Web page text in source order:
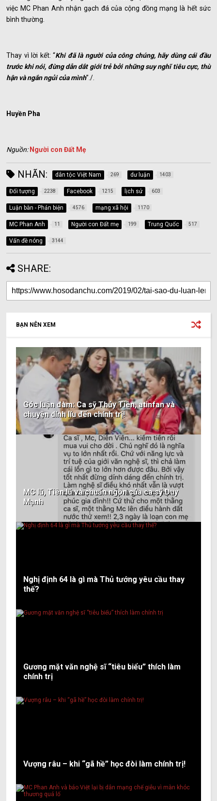
việc MC Phan Anh nhận gạch đá của cộng đồng mạng là hết sức
bình thường.
Thay vì lời kết: “Khi đã là người của công chúng, hãy dùng cái đầu
trước khi nói, đừng dẫn dắt giới trẻ bởi những suy nghĩ tiêu cực, thù
hận và ngắn ngủi của mình”./.
Huyền Pha
Nguồn: Người con Đất Mẹ
NHÃN: dân tộc Việt Nam 269 dư luận 1403
Đối tượng 2238 Facebook 1215 lịch sử 603
Luận bàn - Phản biện 4576 mạng xã hội 1170
MC Phan Anh 11 Người con Đất mẹ 199 Trung Quốc 517
Vấn đề nóng 3144
SHARE:
BẠN NÊN XEM
Góc luận đàm: Ca sỹ Thủy Tiên, atinfan và
chuyện dính líu đến chính trị!
MC lũ, Tiên lũ và chuẩn ngôn của ca sỹ Duy
Mạnh
Nghị định 64 là gì mà Thủ tướng yêu cầu thay
thế?
Gương mặt văn nghệ sĩ “tiêu biểu” thích làm
chính trị
Vượng râu – khi “gã hề” học đòi làm chính trị!